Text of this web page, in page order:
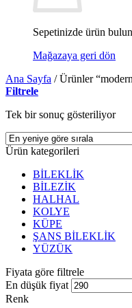
Sepetinizde ürün
Mağazaya geri dön
Ana Sayfa /Ürünler
Filtrele
Tek bir sonuç gösteriliyor
Ürün kategorileri
BİLEKLİK
BİLEZİK
HALHAL
KOLYE
KÜPE
ŞANS BİLEKLİK
YÜZÜK
Fiyata göre filtrele
En düşük fiyat
Renk